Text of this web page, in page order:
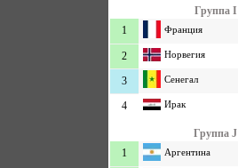
Группа I
1
Франция
2 Норвегия
3 Сенегал
4 Ирак
Группа J
1
Аргентина